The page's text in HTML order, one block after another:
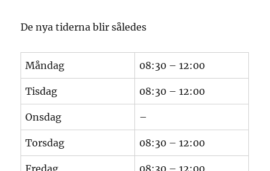
De nya tiderna blir således
Måndag 08:30 – 12:00
Tisdag 08:30 – 12:00
Onsdag –
Torsdag 08:30 – 12:00
Fredag 08:30 – 12:00